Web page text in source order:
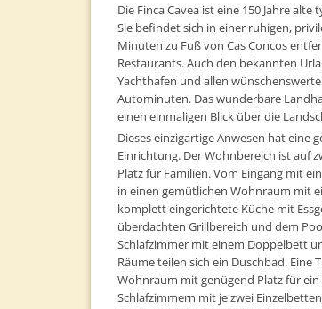
Die Finca Cavea ist eine 150 Jahre
Sie befindet sich in einer ruhigen,
Minuten zu Fuß von Cas Concos
Restaurants. Auch den bekannten
Yachthafen und allen
Autominuten. Das wunderbare
einen einmaligen Blick über die
Dieses einzigartige Anwesen hat eine
Einrichtung. Der Wohnbereich ist auf
Platz für Familien. Vom Eingang mit
in einen gemütlichen Wohnraum mit
komplett eingerichtete Küche mit
überdachten Grillbereich und dem
Schlafzimmer mit einem Doppelbett
Räume teilen sich ein Duschbad.
Wohnraum mit genügend Platz für
Schlafzimmern mit je zwei